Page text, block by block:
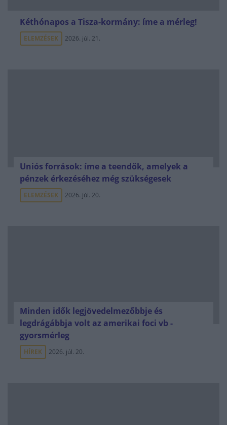
Kéthónapos a Tisza-kormány: íme a mérleg!
ELEMZÉSEK 2026. júl. 21.
Uniós források: íme a teendők, amelyek a
pénzek érkezéséhez még szükségesek
ELEMZÉSEK 2026. júl. 20.
Minden idők legjövedelmezőbbje és
legdrágábbja volt az amerikai foci vb -
gyorsmérleg
HÍREK 2026. júl. 20.